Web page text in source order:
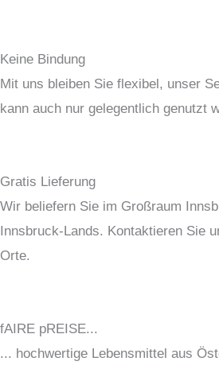
Keine Bindung
Mit uns bleiben Sie flexibel, unser
kann auch nur gelegentlich genutzt
Gratis Lieferung
Wir beliefern Sie im Großraum
Innsbruck-Lands. Kontaktieren Sie
Orte.
fAIRE pREISE...
... hochwertige Lebensmittel aus